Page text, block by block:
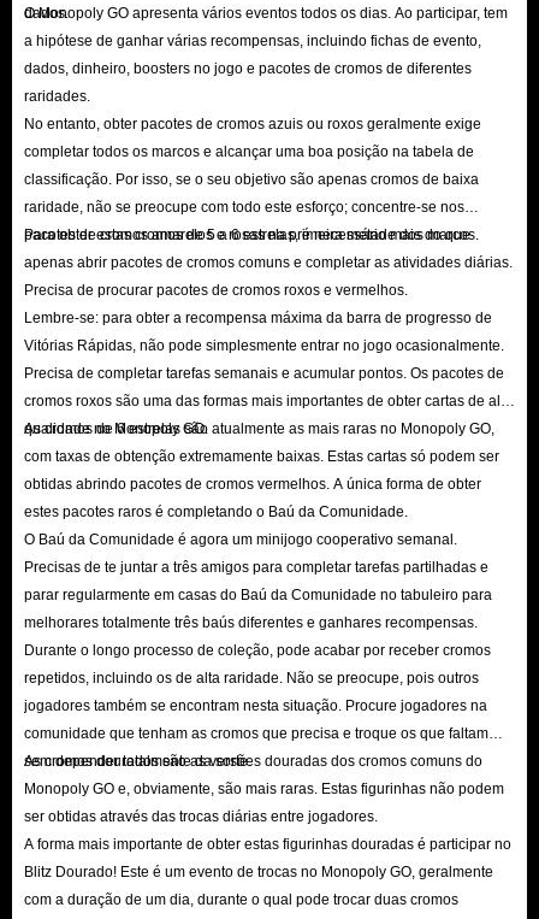
dados.
O Monopoly GO apresenta vários eventos todos os dias. Ao participar, tem
a hipótese de ganhar várias recompensas, incluindo fichas de evento,
dados, dinheiro, boosters no jogo e pacotes de cromos de diferentes
raridades.
No entanto, obter pacotes de cromos azuis ou roxos geralmente exige
completar todos os marcos e alcançar uma boa posição na tabela de
classificação. Por isso, se o seu objetivo são apenas cromos de baixa
raridade, não se preocupe com todo este esforço; concentre-se nos
pacotes de cromos amarelos e rosas na primeira metade dos marcos.
Para obter estas cromos de 5 a 6 estrelas, é necessário mais do que
apenas abrir pacotes de cromos comuns e completar as atividades diárias.
Precisa de procurar pacotes de cromos roxos e vermelhos.
Lembre-se: para obter a recompensa máxima da barra de progresso de
Vitórias Rápidas, não pode simplesmente entrar no jogo ocasionalmente.
Precisa de completar tarefas semanais e acumular pontos. Os pacotes de
cromos roxos são uma das formas mais importantes de obter cartas de alta
qualidade no Monopoly GO.
As cromos de 6 estrelas são atualmente as mais raras no Monopoly GO,
com taxas de obtenção extremamente baixas. Estas cartas só podem ser
obtidas abrindo pacotes de cromos vermelhos. A única forma de obter
estes pacotes raros é completando o Baú da Comunidade.
O Baú da Comunidade é agora um minijogo cooperativo semanal.
Precisas de te juntar a três amigos para completar tarefas partilhadas e
parar regularmente em casas do Baú da Comunidade no tabuleiro para
melhorares totalmente três baús diferentes e ganhares recompensas.
Durante o longo processo de coleção, pode acabar por receber cromos
repetidos, incluindo os de alta raridade. Não se preocupe, pois outros
jogadores também se encontram nesta situação. Procure jogadores na
comunidade que tenham as cromos que precisa e troque os que faltam
sem depender totalmente da sorte.
As cromos dourados são as versões douradas dos cromos comuns do
Monopoly GO e, obviamente, são mais raras. Estas figurinhas não podem
ser obtidas através das trocas diárias entre jogadores.
A forma mais importante de obter estas figurinhas douradas é participar no
Blitz Dourado! Este é um evento de trocas no Monopoly GO, geralmente
com a duração de um dia, durante o qual pode trocar duas cromos